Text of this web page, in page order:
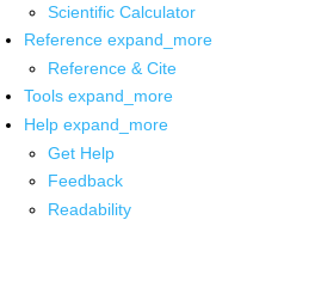
Scientific Calculator
Reference expand_more
Reference & Cite
Tools expand_more
Help expand_more
Get Help
Feedback
Readability